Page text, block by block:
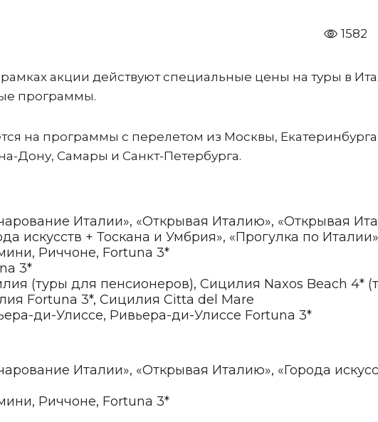
1582
рамках акции действуют специальные цены на туры в
программы.
на программы с перелетом из Москвы,
Дону, Самары и Санкт-Петербурга.
Италии», «Открывая Италию», «Открывая
искусств + Тоскана и Умбрия», «Прогулка по Италии»
Риччоне, Fortuna 3*
3*
(туры для пенсионеров), Сицилия Naxos Beach 4*
Fortuna 3*, Сицилия Citta del Mare
ди-Улиссе, Ривьера-ди-Улиссе Fortuna 3*
Италии», «Открывая Италию», «Города
Риччоне, Fortuna 3*